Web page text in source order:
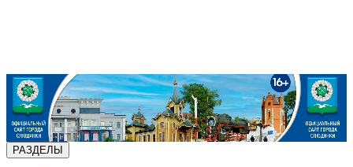
РАЗДЕЛЫ